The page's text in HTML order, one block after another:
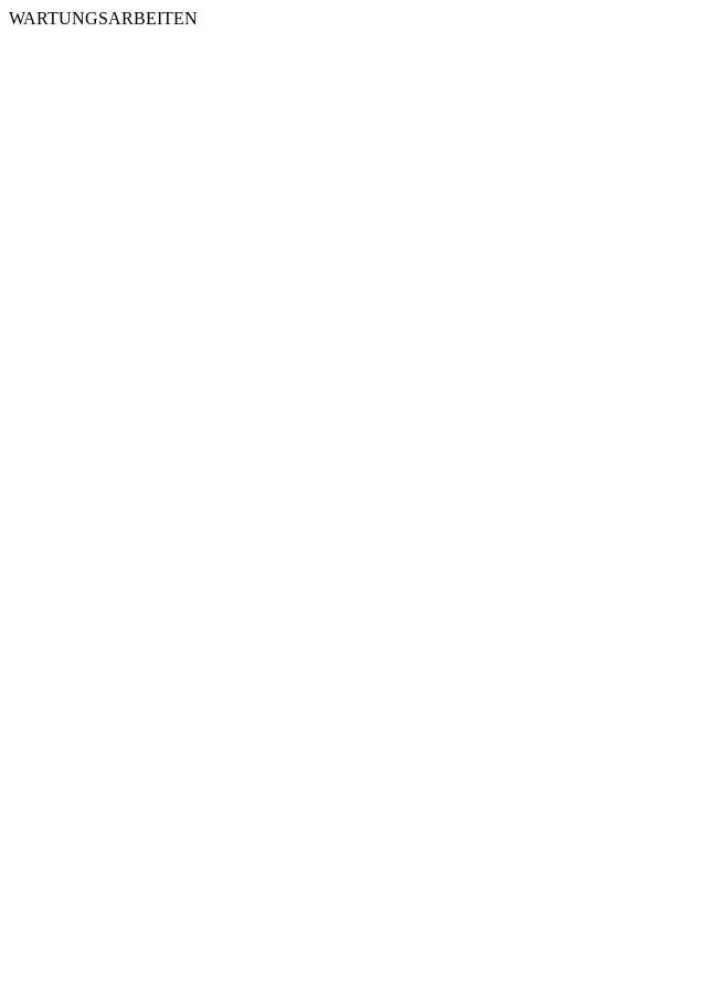
WARTUNGSARBEITEN